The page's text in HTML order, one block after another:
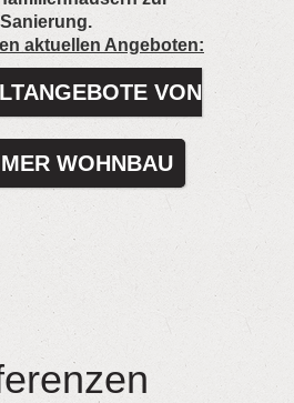
Sanierung.
aktuellen Angeboten:
VON
WOHNBAU